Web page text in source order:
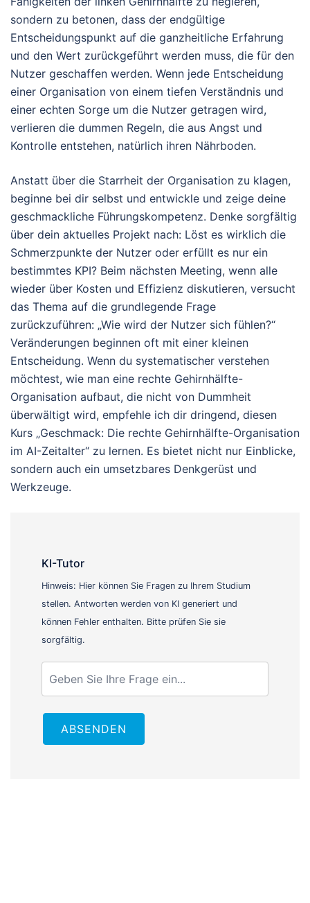
sondern zu betonen, dass der endgültige
Entscheidungspunkt auf die ganzheitliche Erfahrung
und den Wert zurückgeführt werden muss, die für den
Nutzer geschaffen werden. Wenn jede Entscheidung
einer Organisation von einem tiefen Verständnis und
einer echten Sorge um die Nutzer getragen wird,
verlieren die dummen Regeln, die aus Angst und
Kontrolle entstehen, natürlich ihren Nährboden.
Anstatt über die Starrheit der Organisation zu klagen,
beginne bei dir selbst und entwickle und zeige deine
geschmackliche Führungskompetenz. Denke sorgfältig
über dein aktuelles Projekt nach: Löst es wirklich die
Schmerzpunkte der Nutzer oder erfüllt es nur ein
bestimmtes KPI? Beim nächsten Meeting, wenn alle
wieder über Kosten und Effizienz diskutieren, versucht
das Thema auf die grundlegende Frage
zurückzuführen: „Wie wird der Nutzer sich fühlen?“
Veränderungen beginnen oft mit einer kleinen
Entscheidung. Wenn du systematischer verstehen
möchtest, wie man eine rechte Gehirnhälfte-
Organisation aufbaut, die nicht von Dummheit
überwältigt wird, empfehle ich dir dringend, diesen
Kurs „Geschmack: Die rechte Gehirnhälfte-Organisation
im AI-Zeitalter“ zu lernen. Es bietet nicht nur Einblicke,
sondern auch ein umsetzbares Denkgerüst und
Werkzeuge.
KI-Tutor
Hinweis: Hier können Sie Fragen zu Ihrem Studium
stellen. Antworten werden von KI generiert und
können Fehler enthalten. Bitte prüfen Sie sie
sorgfältig.
ABSENDEN